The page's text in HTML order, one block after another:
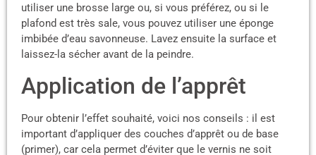
utiliser une brosse large ou, si vous préférez, ou si le
plafond est très sale, vous pouvez utiliser une éponge
imbibée d’eau savonneuse. Lavez ensuite la surface et
laissez-la sécher avant de la peindre.
Application de l’apprêt
Pour obtenir l’effet souhaité, voici nos conseils : il est
important d’appliquer des couches d’apprêt ou de base
(primer), car cela permet d’éviter que le vernis ne soit